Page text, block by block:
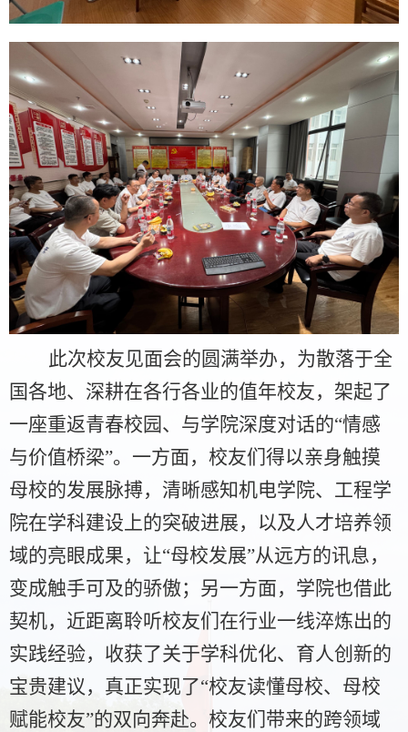
此次校友见面会的圆满举办，为散落于全
国各地、深耕在各行各业的值年校友，架起了
一座重返青春校园、与学院深度对话的“情感
与价值桥梁”。一方面，校友们得以亲身触摸
母校的发展脉搏，清晰感知机电学院、工程学
院在学科建设上的突破进展，以及人才培养领
域的亮眼成果，让“母校发展”从远方的讯息，
变成触手可及的骄傲；另一方面，学院也借此
契机，近距离聆听校友们在行业一线淬炼出的
实践经验，收获了关于学科优化、育人创新的
宝贵建议，真正实现了“校友读懂母校、母校
赋能校友”的双向奔赴。校友们带来的跨领域